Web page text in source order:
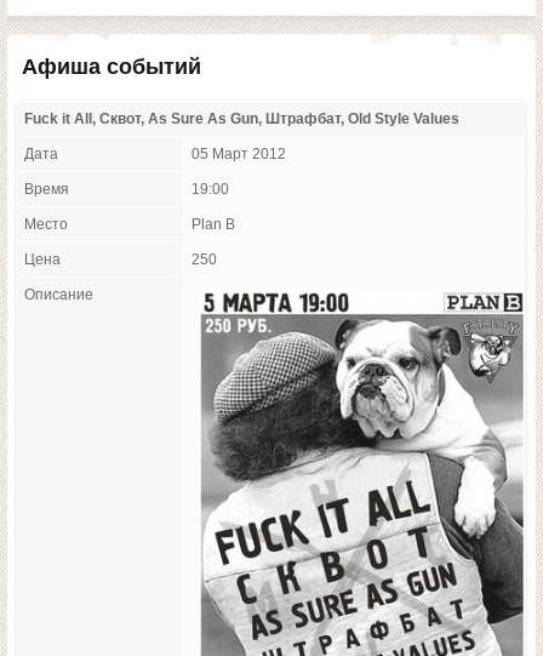
Афиша событий
Fuck it All, Сквот, As Sure As Gun, Штрафбат, Old Style Values
Дата 05 Март 2012
Время 19:00
Место Plan B
Цена 250
Описание